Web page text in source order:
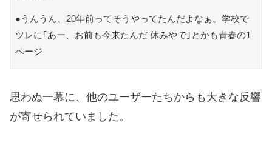
●うんうん、20年前ってそうやってたんだよなぁ。学校で
ツレに｢あー、お前も今来たんだ 休みやで｣とかも青春の1
ページ
思わぬ一幕に、他のユーザーたちからも大きな反響
が寄せられていました。